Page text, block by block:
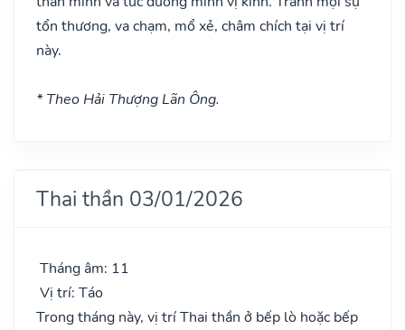
tổn thương, va chạm, mổ xẻ, châm chích tại vị trí
này.
* Theo Hải Thượng Lãn Ông.
Thai thần 03/01/2026
Tháng âm: 11
Vị trí: Táo
Trong tháng này, vị trí Thai thần ở bếp lò hoặc bếp